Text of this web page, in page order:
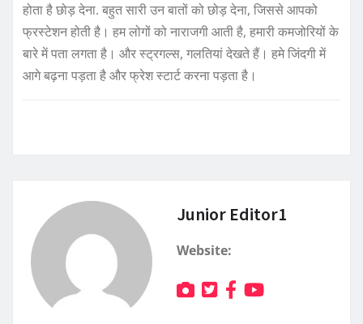
होता है छोड़ देना. बहुत सारी उन बातों को छोड़ देना, जिससे आपको
फ्रस्टेशन होती है। हम लोगों को नाराजगी आती है, हमारी कमजोरियों के
बारे में पता लगता है। और स्ट्रगल्स, गलतियां देखते हैं। हमे जिंदगी में
आगे बढ़ना पड़ता है और फ्रेश स्टार्ट करना पड़ता है।
Junior Editor1
Website: